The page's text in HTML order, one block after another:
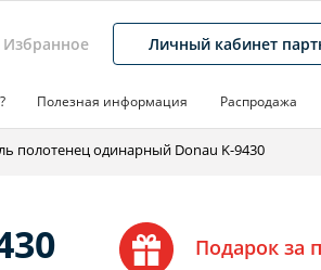
Избранное Личный кабинет
Полезная информация Распродажа
полотенец одинарный Donau K-9430
Подарок за